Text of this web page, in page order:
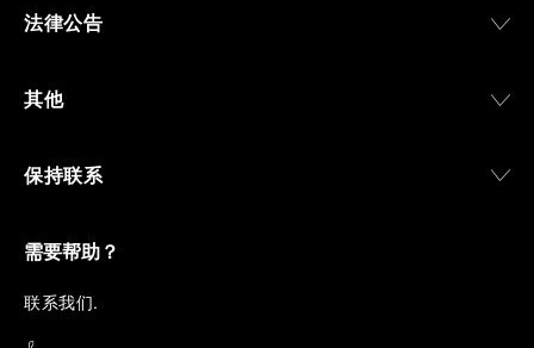
法律公告
其他
保持联系
需要帮助？
联系我们.